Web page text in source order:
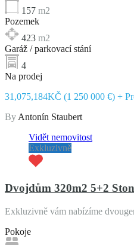
157 m2
Pozemek
423 m2
Garáž / parkovací stání
4
Na prodej
31,075,184KČ (1 250 000 €) +
By Antonín Staubert
Vidět nemovitost
Exkluzivně
Dvojdům 320m2 5+2
Exkluzivně vám nabízíme
Pokoje